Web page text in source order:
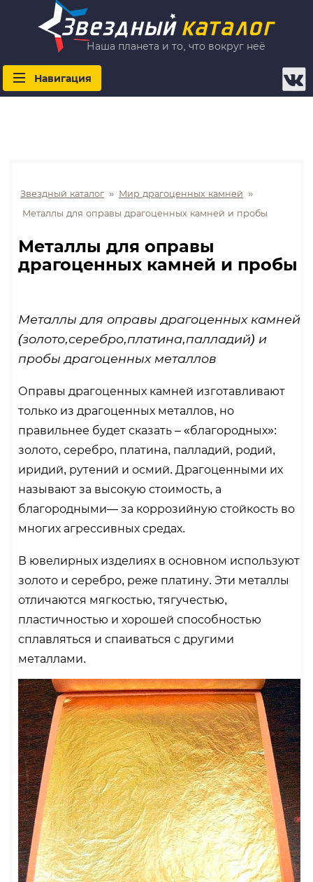
Наша планета и то, что вокруг неё
Навигация
Звездный каталог » Мир драгоценных камней »
Металлы для оправы драгоценных камней и пробы
Металлы для оправы
драгоценных камней и пробы
Металлы для оправы драгоценных камней
(золото,серебро,платина,палладий) и
пробы драгоценных металлов
Оправы драгоценных камней изготавливают
только из драгоценных металлов, но
правильнее будет сказать – «благородных»:
золото, серебро, платина, палладий, родий,
иридий, рутений и осмий. Драгоценными их
называют за высокую стоимость, а
благородными— за коррозийную стойкость во
многих агрессивных средах.
В ювелирных изделиях в основном используют
золото и серебро, реже платину. Эти металлы
отличаются мягкостью, тягучестью,
пластичностью и хорошей способностью
сплавляться и спаиваться с другими
металлами.